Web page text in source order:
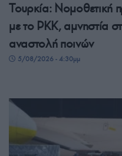
Τουρκία: Νομοθετική
με το PKK, αμνηστία
αναστολή ποινών
5/08/2026 - 4:30μμ